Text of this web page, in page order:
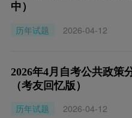
中）
历年试题
2026-04-12
2026年4月自考公共政策
（考友回忆版）
历年试题
2026-04-12